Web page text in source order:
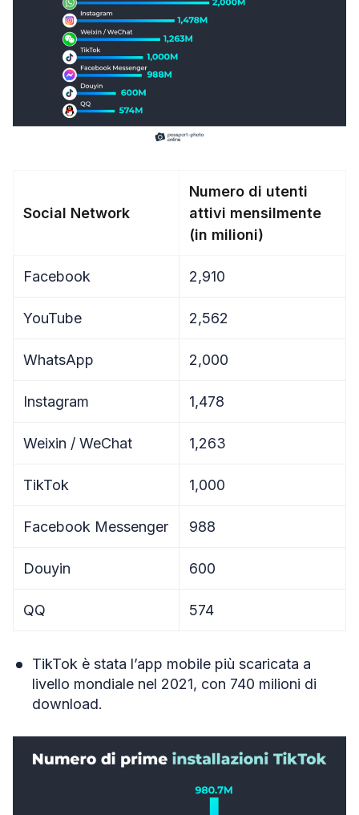
Social Network
Numero di utenti
attivi mensilmente
(in milioni)
Facebook 2,910
YouTube 2,562
WhatsApp 2,000
Instagram 1,478
Weixin / WeChat 1,263
TikTok 1,000
Facebook Messenger 988
Douyin 600
QQ 574
TikTok è stata l’app mobile più scaricata a
livello mondiale nel 2021, con 740 milioni di
download.